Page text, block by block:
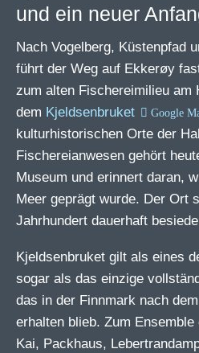
und ein neuer
Nach Vogelberg, Küstenpfad
führt der Weg auf Ekkerøy
zum alten Fischereimilieu am
dem Kjeldsenbruket
kulturhistorischen Orte der
Fischereianwesen gehört
Museum und erinnert daran,
Meer geprägt wurde. Der Ort
Jahrhundert dauerhaft
Kjeldsenbruket gilt als eines
sogar als das einzige
das in der Finnmark nach
erhalten blieb. Zum Ensemble
Kai, Packhaus,